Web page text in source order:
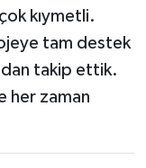
kıymetli.
tam destek
takip ettik.
her zaman